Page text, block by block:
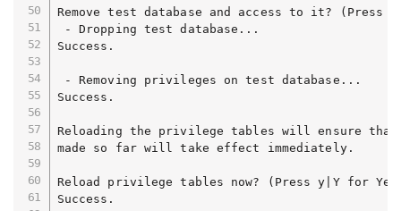
Remove test database and access to it?
- Dropping test database...
Success.
- Removing privileges on test database...
Success.
Reloading the privilege tables will ensure that
made so far will take effect immediately.
Reload privilege tables now? (Press y|Y for
Success.